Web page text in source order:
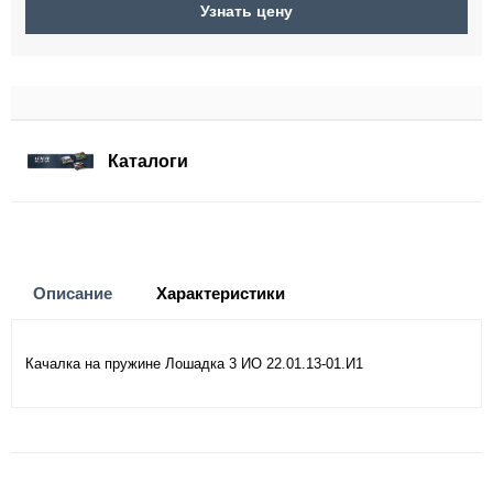
Узнать цену
Каталоги
Описание Характеристики
Качалка на пружине Лошадка 3 ИО 22.01.13-01.И1